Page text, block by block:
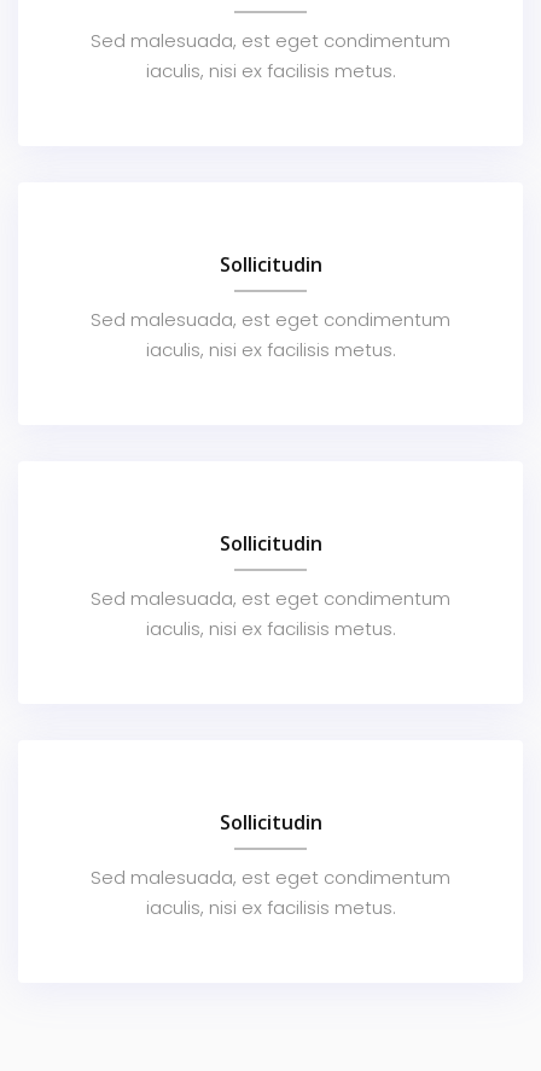
Sed malesuada, est eget condimentum
iaculis, nisi ex facilisis metus.
Sollicitudin
Sed malesuada, est eget condimentum
iaculis, nisi ex facilisis metus.
Sollicitudin
Sed malesuada, est eget condimentum
iaculis, nisi ex facilisis metus.
Sollicitudin
Sed malesuada, est eget condimentum
iaculis, nisi ex facilisis metus.